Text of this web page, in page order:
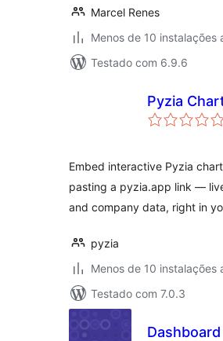
Marcel Renes
Menos de 10 instalações
Testado com 6.9.6
Pyzia
Embed interactive Pyzia
pasting a pyzia.app link —
and company data, right in
pyzia
Menos de 10 instalações
Testado com 7.0.3